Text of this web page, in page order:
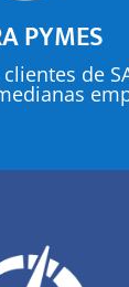
PYMES
de